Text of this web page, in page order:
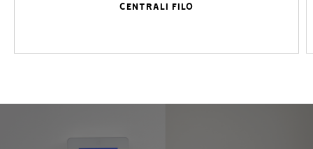
CENTRALI FILO